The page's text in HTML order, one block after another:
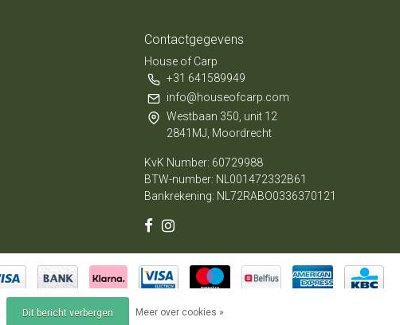
Contactgegevens
House of Carp
+31 641589949
info@houseofcarp.com
Westbaan 350, unit 12
2841MJ, Moordrecht
KvK Number: 60729988
BTW-number: NL001472332B61
Bankrekening: NL72RABO0336370121
Dit bericht verbergen Meer over cookies »